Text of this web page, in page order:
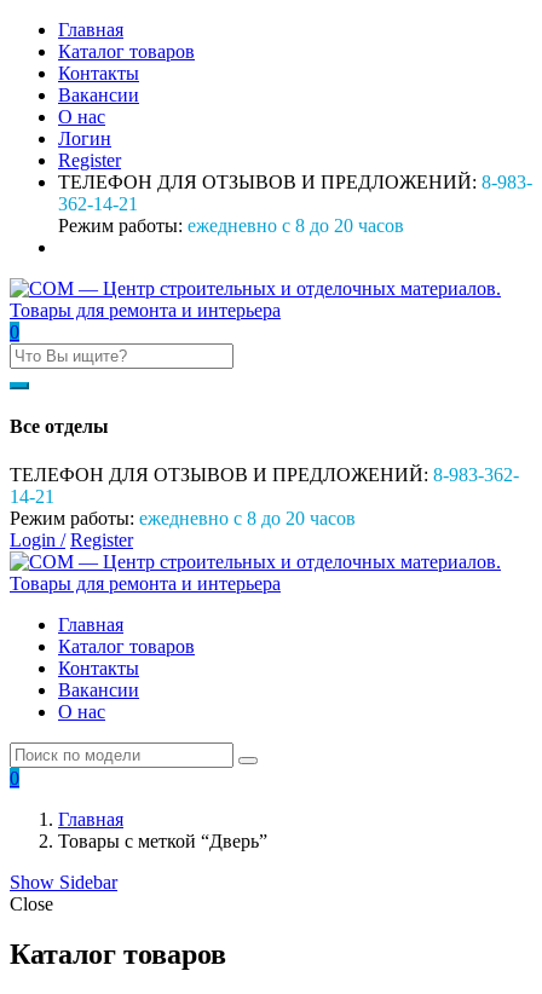
Главная
Каталог товаров
Контакты
Вакансии
О нас
Логин
Register
ТЕЛЕФОН ДЛЯ ОТЗЫВОВ И ПРЕДЛОЖЕНИЙ: 8-983-
362-14-21
Режим работы: ежедневно с 8 до 20 часов
0
Все отделы
ТЕЛЕФОН ДЛЯ ОТЗЫВОВ И ПРЕДЛОЖЕНИЙ: 8-983-362-
14-21
Режим работы: ежедневно с 8 до 20 часов
Login / Register
Главная
Каталог товаров
Контакты
Вакансии
О нас
0
Главная
Товары с меткой “Дверь”
Show Sidebar
Close
Каталог товаров